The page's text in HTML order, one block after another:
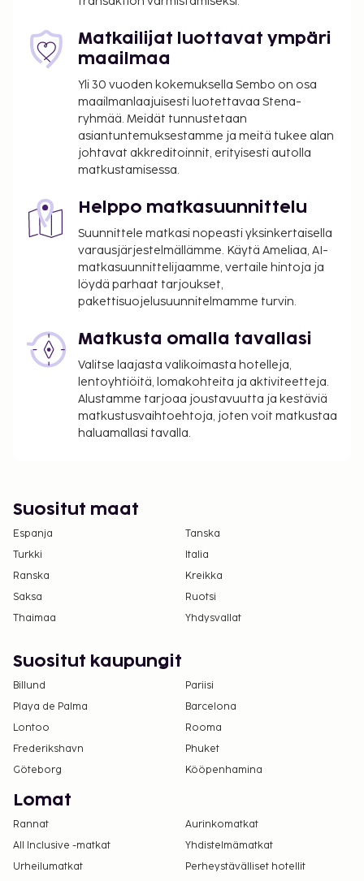
hierontapalvelut, vartalohoidot ja kasvohoidot.
Paikan päällä on lisäksi kuntosali sekä kauden
mukainen ulkouima-allas. Tämän art deco -tyylisen
hotellin palveluihin kuuluu myös ilmainen langaton
internetyhteys, concierge-palvelut ja kampaamo.
The Blue Restaurant palvelee majoituspaikan
asiakkaita tai voit hyödyntää majoituspaikan
välipalabaarin/delin. Käytössäsi on allasbaari sekä 2
baaria. Majoituspaikka on suljettu 1. 11ta – 31. 3ta.
maaliskuuta – 31. lokakuuta.
Hierontapalvelut ja kylpylähoidot tulee varata
etukäteen. Varauksen voi tehdä ottamalla
majoituspaikkaan yhteyttä ennen saapumista
soittamalla varausvahvistuksessa olevaan
numeroon.
nuorempia, ei saa tuoda tähän vain aikuisille
tarkoitettuun majoituspaikkaan.
Tämä majoituspaikka ei salli lemmikkejä ja
avustajaeläimiä.
Kaikki maksut voidaan maksaa käteisettömillä
maksutavoilla.
Matkailijat luottavat ympäri
maailmaa
Yli 30 vuoden kokemuksella Sembo on osa
maailmanlaajuisesti luotettavaa Stena-
ryhmää. Meidät tunnustetaan
asiantuntemuksestamme ja meitä tukee alan
johtavat akkreditoinnit, erityisesti autolla
matkustamisessa.
Helppo matkasuunnittelu
Suunnittele matkasi nopeasti yksinkertaisella
varausjärjestelmällämme. Käytä Ameliaa, AI-
matkasuunnittelijaamme, vertaile hintoja ja
löydä parhaat tarjoukset,
pakettisuojelusuunnitelmamme turvin.
Matkusta omalla tavallasi
Valitse laajasta valikoimasta hotelleja,
lentoyhtiöitä, lomakohteita ja aktiviteetteja.
Alustamme tarjoaa joustavuutta ja kestäviä
matkustusvaihtoehtoja, joten voit matkustaa
haluamallasi tavalla.
Suositut maat
Espanja
Tanska
Turkki
Italia
Ranska
Kreikka
Saksa
Ruotsi
Thaimaa
Yhdysvallat
Suositut kaupungit
Billund
Pariisi
Playa de Palma
Barcelona
Lontoo
Rooma
Frederikshavn
Phuket
Göteborg
Kööpenhamina
Lomat
Rannat
Aurinkomatkat
All Inclusive -matkat
Yhdistelmämatkat
Urheilumatkat
Perheystävälliset hotellit